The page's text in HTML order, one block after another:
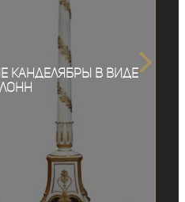
канделябры в виде